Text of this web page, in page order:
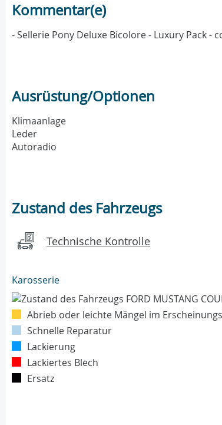
Kommentar(e)
- Sellerie Pony Deluxe Bicolore - Luxury Pack -
Ausrüstung/Optionen
Klimaanlage
Leder
Autoradio
Zustand des Fahrzeugs
Technische Kontrolle
Karosserie
Abrieb oder leichte Mängel im
Schnelle Reparatur
Lackierung
Lackiertes Blech
Ersatz